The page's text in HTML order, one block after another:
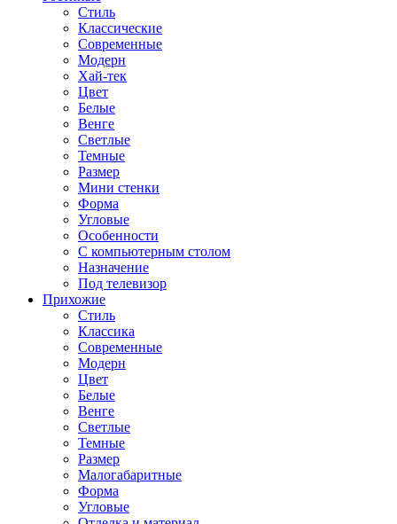
Стиль
Классические
Современные
Модерн
Хай-тек
Цвет
Белые
Венге
Светлые
Темные
Размер
Мини стенки
Форма
Угловые
Особенности
С компьютерным столом
Назначение
Под телевизор
Прихожие
Стиль
Классика
Современные
Модерн
Цвет
Белые
Венге
Светлые
Темные
Размер
Малогабаритные
Форма
Угловые